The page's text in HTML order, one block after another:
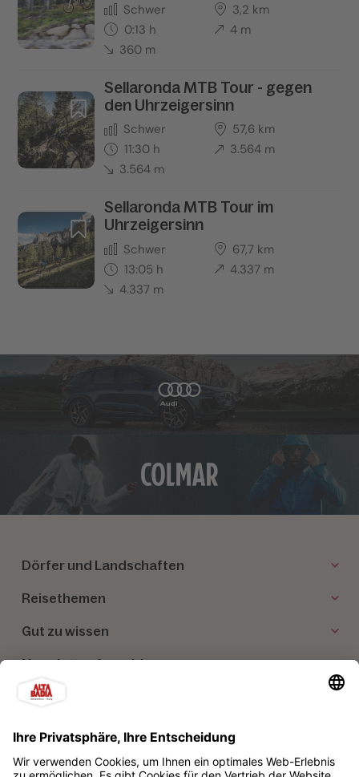
Schwer
3,2 km
0:13 h
4 m
360 m
Sellaronda MTB Tour - gegen
den Uhrzeigersinn
Schwer
57,6 km
11:30 h
3.564 m
3.564 m
Sellaronda MTB Tour im
Uhrzeigersinn
Schwer
67,7 km
13:05 h
4.337 m
4.337 m
Dörfer und Landschaften
Reisethemen
Gut zu wissen
Newsletter Anmeldung
Unsere Partner